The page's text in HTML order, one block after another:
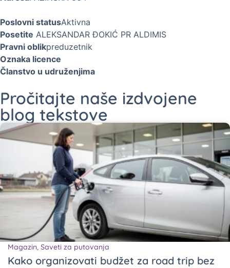
Poslovni statusAktivna
Posetite ALEKSANDAR ĐOKIĆ PR ALDIMIS
Pravni oblikpreduzetnik
Oznaka licence
Članstvo u udruženjima
Pročitajte naše izdvojene
blog tekstove
Magazin, Saveti za putovanja
Kako organizovati budžet za road trip bez